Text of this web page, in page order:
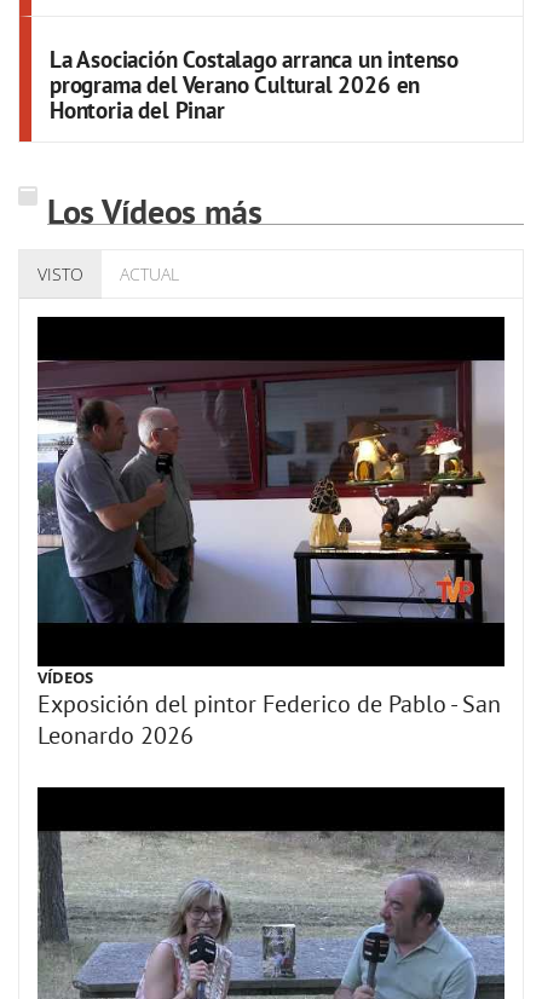
La Asociación Costalago arranca un intenso
programa del Verano Cultural 2026 en
Hontoria del Pinar
Los Vídeos más
VISTO ACTUAL
VÍDEOS
Exposición del pintor Federico de Pablo - San
Leonardo 2026